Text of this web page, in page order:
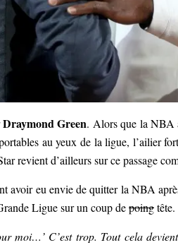
Draymond Green. Alors que la NBA
au yeux de la ligue, l’ailier
revient d’ailleurs sur ce passage
avoir eu envie de quitter la NBA
Ligue sur un coup depoingtête.
moi…’ C’est trop. Tout cela